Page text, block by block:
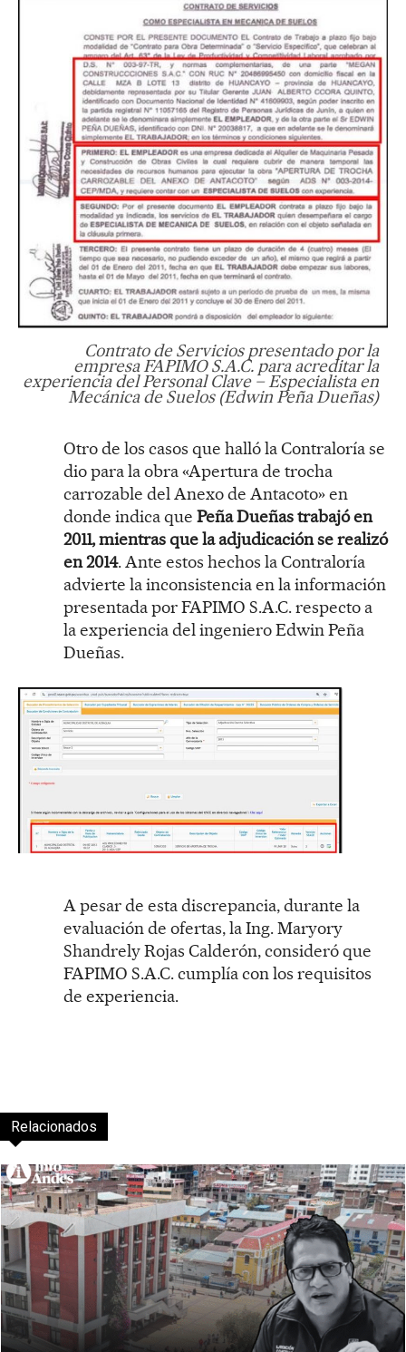
Contrato de Servicios presentado por la
empresa FAPIMO S.A.C. para acreditar la
experiencia del Personal Clave – Especialista en
Mecánica de Suelos (Edwin Peña Dueñas)
Otro de los casos que halló la Contraloría se
dio para la obra «Apertura de trocha
carrozable del Anexo de Antacoto» en
donde indica que Peña Dueñas trabajó en
2011, mientras que la adjudicación se realizó
en 2014. Ante estos hechos la Contraloría
advierte la inconsistencia en la información
presentada por FAPIMO S.A.C. respecto a
la experiencia del ingeniero Edwin Peña
Dueñas.
A pesar de esta discrepancia, durante la
evaluación de ofertas, la Ing. Maryory
Shandrely Rojas Calderón, consideró que
FAPIMO S.A.C. cumplía con los requisitos
de experiencia.
Relacionados